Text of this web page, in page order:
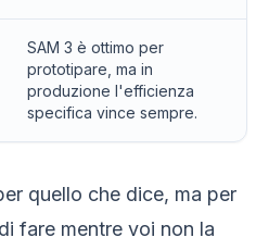
SAM 3 è ottimo per
prototipare, ma in
produzione l'efficienza
specifica vince sempre.
quello che dice, ma per
fare mentre voi non la